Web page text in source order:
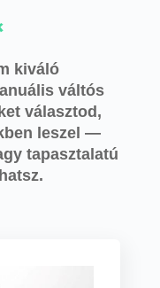
kiváló
váltós
választod,
leszel —
tapasztalatú